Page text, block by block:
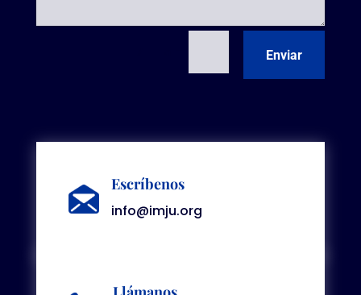
Enviar
Escríbenos
info@imju.org